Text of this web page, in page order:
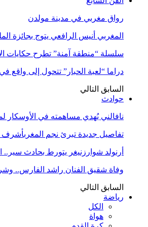
رواق مغربي في مدينة مولدن
المغربي أنيس الرافعي يتوج بجائزة
سلسلة “منطقة آمنة” تطرح حكايات
دراما “لعبة الحبار” تتحول إلى واقع في
السابق التالي
حوادث
نافالني يُهدي مساهمته في الأوسكار
تفاصيل جديدة تبرئ نجم
أرنولد شوارزنيغر يتورط بحادث
وفاة شقيق الفنان راشد الفارس..
السابق التالي
رياضة
الكل
هواة